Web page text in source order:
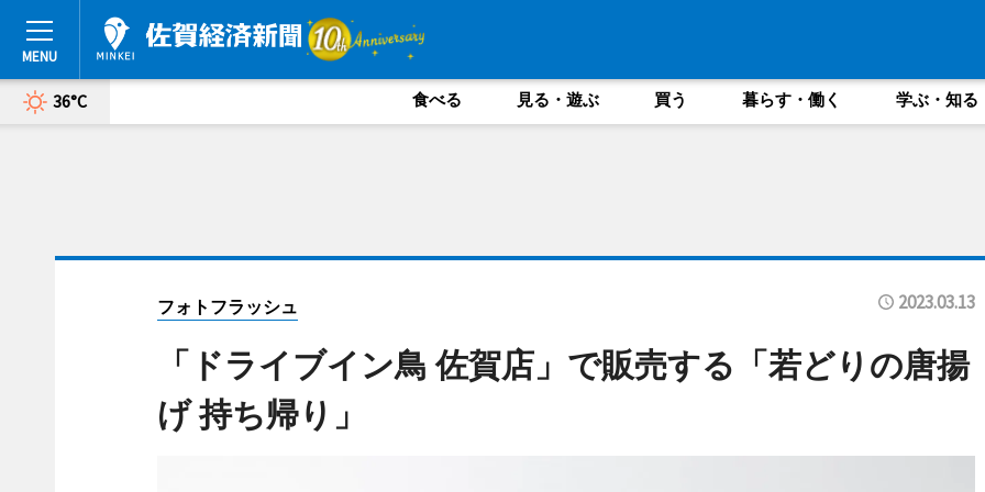
36°C 食べる 見る・遊ぶ 買う 暮らす・働く 学ぶ・知る
フォトフラッシュ 2023.03.13
「ドライブイン鳥 佐賀店」で販売する「若どりの唐揚
げ 持ち帰り」